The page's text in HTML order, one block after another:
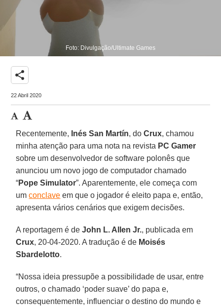
Foto: Divulgação/Ultimate Games
share
22 Abril 2020
Recentemente, Inés San Martín, doCrux, chamou
minha atenção para uma nota na revista PC Gamer
sobre um desenvolvedor de software polonês que
anunciou um novo jogo de computador chamado
“Pope Simulator”. Aparentemente, ele começa com
umconclave em que o jogador é eleito papa e, então,
apresenta vários cenários que exigem decisões.
A reportagem é deJohn L. Allen Jr., publicada em
Crux, 20-04-2020. A tradução é de Moisés
Sbardelotto.
“Nossa ideia pressupõe a possibilidade de usar, entre
outros, o chamado ‘poder suave’ do papa e,
consequentemente, influenciar o destino do mundo e